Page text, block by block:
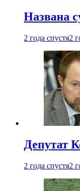
Названа
2 года спустя2
Депутат
2 года спустя2